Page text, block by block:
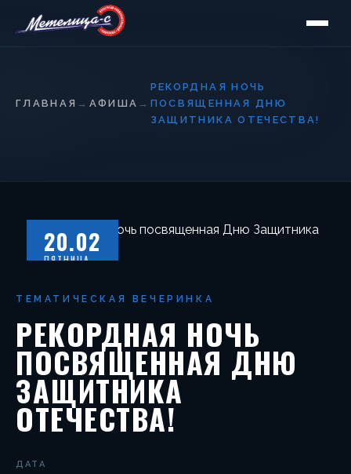
ГЛАВНАЯ → АФИША →
РЕКОРДНАЯ НОЧЬ
ПОСВЯЩЕННАЯ ДНЮ
ЗАЩИТНИКА ОТЕЧЕСТВА!
20.02
ПЯТНИЦА
ТЕМАТИЧЕСКАЯ ВЕЧЕРИНКА
РЕКОРДНАЯ НОЧЬ
ПОСВЯЩЕННАЯ ДНЮ
ЗАЩИТНИКА
ОТЕЧЕСТВА!
ДАТА